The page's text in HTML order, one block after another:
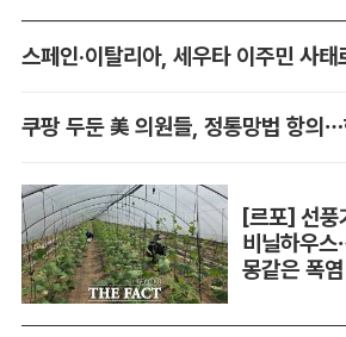
스페인·이탈리아, 세우타 이주민 사
[르포] 선
비닐하우
몽같은 폭